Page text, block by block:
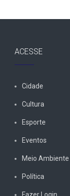
ACESSE
Cidade
Cultura
Esporte
Eventos
Meio Ambiente
Política
Fazer Login